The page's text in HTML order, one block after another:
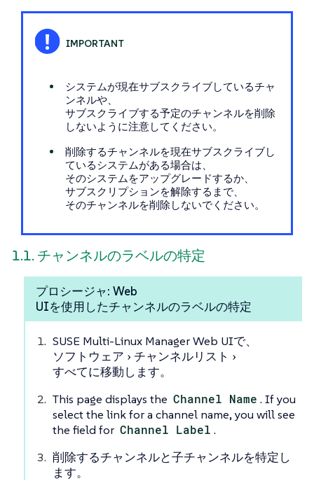
システムが現在サブスクライブしているチャ
ンネルや、
サブスクライブする予定のチャンネルを削除
しないように注意してください。
削除するチャンネルを現在サブスクライブし
ているシステムがある場合は、
そのシステムをアップグレードするか、
サブスクリプションを解除するまで、
そのチャンネルを削除しないでください。
1.1. チャンネルのラベルの特定
プロシージャ: Web
UIを使用したチャンネルのラベルの特定
SUSE Multi-Linux Manager Web UIで、
ソフトウェア
チャンネルリスト
すべてに移動します。
This page displays the Channel Name . If you
select the link for a channel name, you will see
the field for Channel Label .
削除するチャンネルと子チャンネルを特定し
ます。